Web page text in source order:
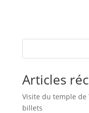
Articles
Visite du temple
billets